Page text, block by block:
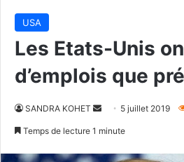
USA
Les Etats-Unis
d’emplois que
SANDRA KOHET
Envoyer5 juillet 2019
Temps de lecture 1 minute